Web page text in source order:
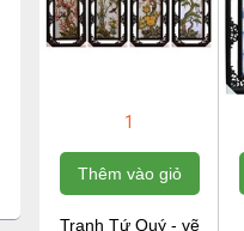
1
Thêm vào giỏ
Tranh Tứ Quý - vẽ